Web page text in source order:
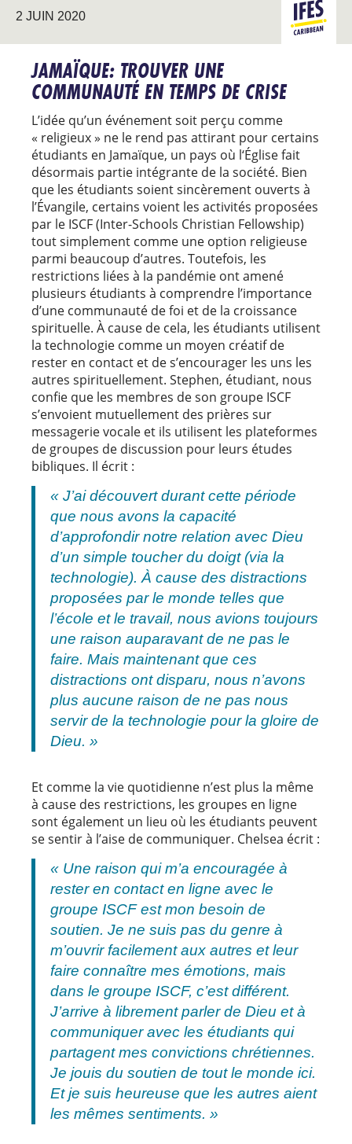
2 JUIN 2020 CARAÏBE
JAMAÏQUE: TROUVER UNE
COMMUNAUTÉ EN TEMPS DE CRISE
L’idée qu’un événement soit perçu comme
« religieux » ne le rend pas attirant pour certains
étudiants en Jamaïque, un pays où l‘Église fait
désormais partie intégrante de la société. Bien
que les étudiants soient sincèrement ouverts à
l’Évangile, certains voient les activités proposées
par le ISCF (Inter-Schools Christian Fellowship)
tout simplement comme une option religieuse
parmi beaucoup d’autres. Toutefois, les
restrictions liées à la pandémie ont amené
plusieurs étudiants à comprendre l’importance
d’une communauté de foi et de la croissance
spirituelle. À cause de cela, les étudiants utilisent
la technologie comme un moyen créatif de
rester en contact et de s’encourager les uns les
autres spirituellement. Stephen, étudiant, nous
confie que les membres de son groupe ISCF
s’envoient mutuellement des prières sur
messagerie vocale et ils utilisent les plateformes
de groupes de discussion pour leurs études
bibliques. Il écrit :
« J’ai découvert durant cette période
que nous avons la capacité
d’approfondir notre relation avec Dieu
d’un simple toucher du doigt (via la
technologie). À cause des distractions
proposées par le monde telles que
l’école et le travail, nous avions toujours
une raison auparavant de ne pas le
faire. Mais maintenant que ces
distractions ont disparu, nous n’avons
plus aucune raison de ne pas nous
servir de la technologie pour la gloire de
Dieu. »
Et comme la vie quotidienne n’est plus la même
à cause des restrictions, les groupes en ligne
sont également un lieu où les étudiants peuvent
se sentir à l’aise de communiquer. Chelsea écrit :
« Une raison qui m’a encouragée à
rester en contact en ligne avec le
groupe ISCF est mon besoin de
soutien. Je ne suis pas du genre à
m’ouvrir facilement aux autres et leur
faire connaître mes émotions, mais
dans le groupe ISCF, c’est différent.
J’arrive à librement parler de Dieu et à
communiquer avec les étudiants qui
partagent mes convictions chrétiennes.
Je jouis du soutien de tout le monde ici.
Et je suis heureuse que les autres aient
les mêmes sentiments. »